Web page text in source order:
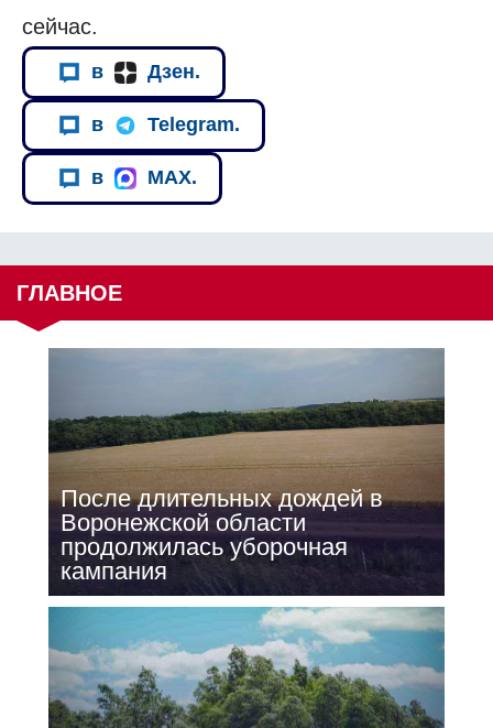
сейчас.
в Дзен.
в Telegram.
в MAX.
ГЛАВНОЕ
После длительных дождей в
Воронежской области
продолжилась уборочная
кампания